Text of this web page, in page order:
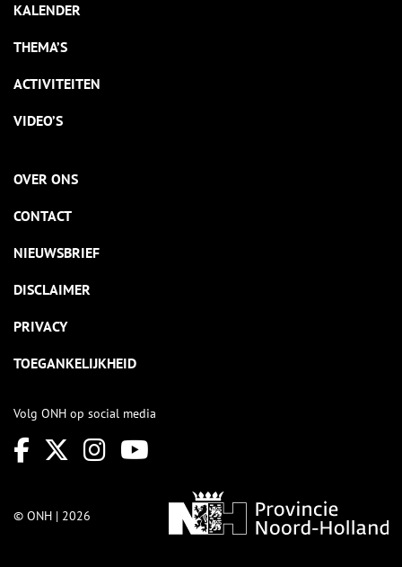
KALENDER
THEMA’S
ACTIVITEITEN
VIDEO’S
OVER ONS
CONTACT
NIEUWSBRIEF
DISCLAIMER
PRIVACY
TOEGANKELIJKHEID
Volg ONH op social media
© ONH | 2026